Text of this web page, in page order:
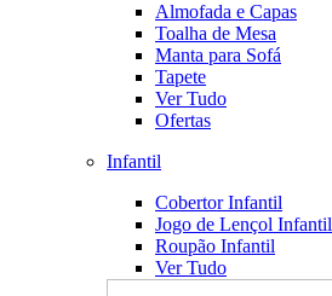
Almofada e Capas
Toalha de Mesa
Manta para Sofá
Tapete
Ver Tudo
Ofertas
Infantil
Cobertor Infantil
Jogo de Lençol Infantil
Roupão Infantil
Ver Tudo